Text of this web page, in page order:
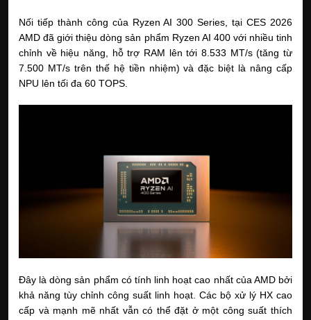
Nối tiếp thành công của Ryzen AI 300 Series, tại CES 2026
AMD đã giới thiệu dòng sản phẩm Ryzen AI 400 với nhiều tinh
chỉnh về hiệu năng, hỗ trợ RAM lên tới 8.533 MT/s (tăng từ
7.500 MT/s trên thế hệ tiền nhiệm) và đặc biệt là nâng cấp
NPU lên tối đa 60 TOPS.
Đây là dòng sản phẩm có tính linh hoạt cao nhất của AMD bởi
khả năng tùy chỉnh công suất linh hoạt. Các bộ xử lý HX cao
cấp và mạnh mẽ nhất vẫn có thể đặt ở một công suất thích